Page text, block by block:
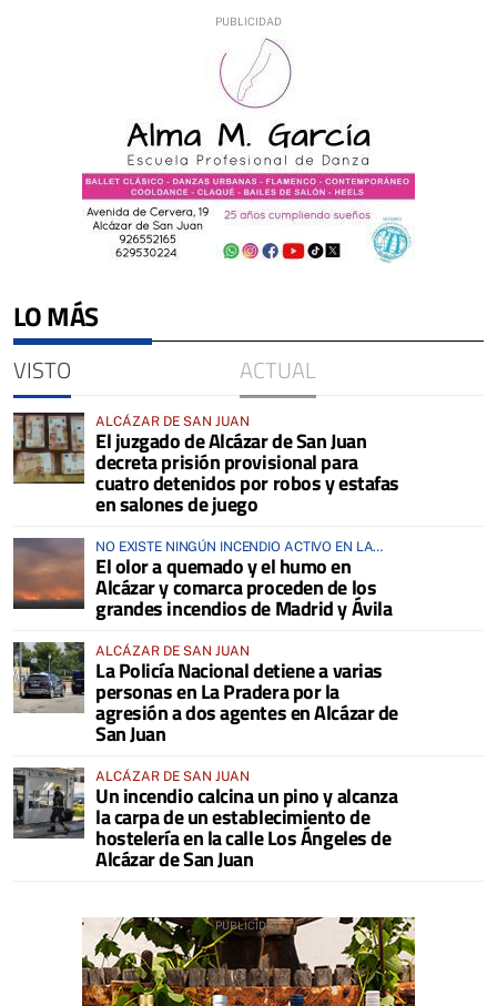
LO MÁS
VISTO ACTUAL
ALCÁZAR DE SAN JUAN
El juzgado de Alcázar de San Juan
decreta prisión provisional para
cuatro detenidos por robos y estafas
en salones de juego
NO EXISTE NINGÚN INCENDIO ACTIVO EN LA
COMARCA
El olor a quemado y el humo en
Alcázar y comarca proceden de los
grandes incendios de Madrid y Ávila
ALCÁZAR DE SAN JUAN
La Policía Nacional detiene a varias
personas en La Pradera por la
agresión a dos agentes en Alcázar de
San Juan
ALCÁZAR DE SAN JUAN
Un incendio calcina un pino y alcanza
la carpa de un establecimiento de
hostelería en la calle Los Ángeles de
Alcázar de San Juan